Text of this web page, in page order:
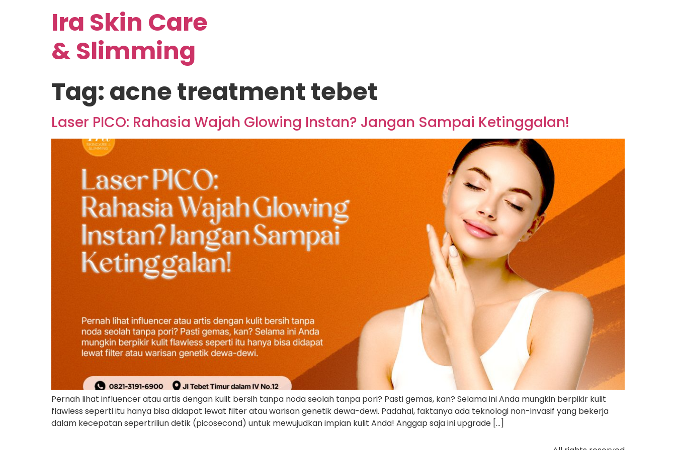
Ira Skin Care
& Slimming
Tag:acne treatment tebet
Laser PICO: Rahasia Wajah Glowing Instan? Jangan Sampai Ketinggalan!
Pernah lihat influencer atau artis dengan kulit bersih tanpa noda seolah tanpa pori? Pasti gemas, kan? Selama ini Anda mungkin berpikir kulit
flawless seperti itu hanya bisa didapat lewat filter atau warisan genetik dewa-dewi. Padahal, faktanya ada teknologi non-invasif yang bekerja
dalam kecepatan sepertriliun detik (picosecond) untuk mewujudkan impian kulit Anda! Anggap saja ini upgrade […]